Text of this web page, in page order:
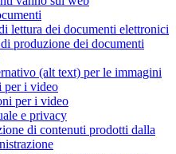
lettura dei documenti elettronici
produzione dei documenti
(alt text) per le immagini
per i video
per i video
e privacy
di contenuti prodotti dalla